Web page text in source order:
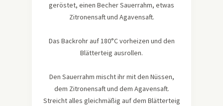
geröstet, einen Becher Sauerrahm, etwas
Zitronensaft und Agavensaft.
Das Backrohr auf 180°C vorheizen und den
Blätterteig ausrollen.
Den Sauerrahm mischt ihr mit den Nüssen,
dem Zitronensaft und dem Agavensaft.
Streicht alles gleichmäßig auf dem Blätterteig